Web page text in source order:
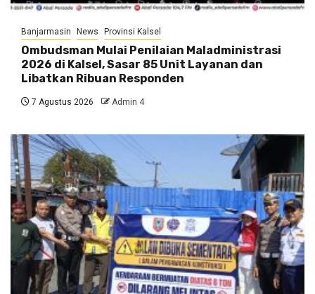
Banjarmasin News Provinsi Kalsel
Ombudsman Mulai Penilaian Maladministrasi
2026 di Kalsel, Sasar 85 Unit Layanan dan
Libatkan Ribuan Responden
7 Agustus 2026 Admin 4